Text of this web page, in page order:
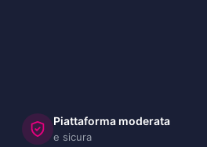
Piattaforma moderata
e sicura